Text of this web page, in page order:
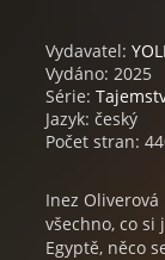
Vydavatel: YOLI
Vydáno: 2025
Série:
Jazyk: český
Počet stran:
Inez
všechno, co
Egyptě, něco